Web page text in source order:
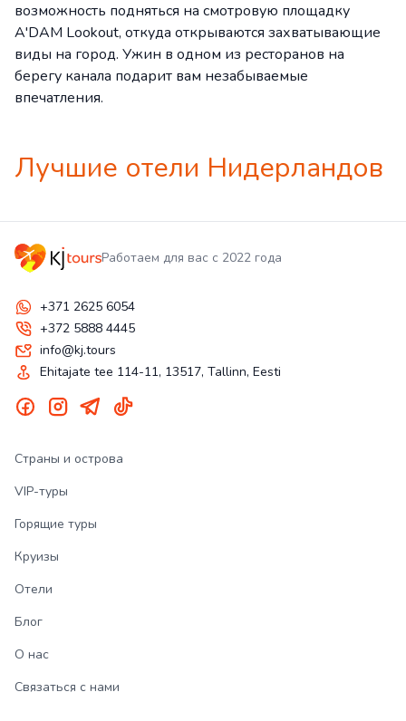
возможность подняться на смотровую площадку
A'DAM Lookout, откуда открываются захватывающие
виды на город. Ужин в одном из ресторанов на
берегу канала подарит вам незабываемые
впечатления.
Лучшие отели Нидерландов
Работаем для вас с 2022 года
+371 2625 6054
+372 5888 4445
info@kj.tours
Ehitajate tee 114-11, 13517, Tallinn, Eesti
Страны и острова
VIP-туры
Горящие туры
Круизы
Отели
Блог
О нас
Связаться с нами